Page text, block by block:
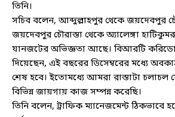
তিনি।
সচিব বলেন, আব্দুল্লাহপুর থেকে জয়দেবপুর
জয়দেবপুর চৌরাস্তা থেকে অ্যালেঙ্গা
যানজটের অভিজ্ঞতা আছে। বিআরটি
দিয়েছেন, এই বছরের ডিসেম্বরের মধ্যে
শেষ হবে। ইতোমধ্যে আমরা রাস্তাটা চলাচল
বিভিন্ন জায়গায় কাজ সম্পন্ন করেছি।
তিনি বলেন, ট্রাফিক ম্যানেজমেন্ট ঠিকভাবে